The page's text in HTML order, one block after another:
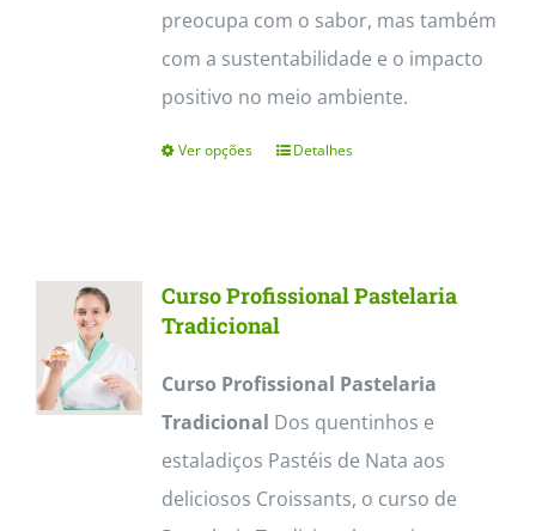
preocupa com o sabor, mas também
com a sustentabilidade e o impacto
positivo no meio ambiente.
Ver opções
This
variants.
options
may
be
chosen
Detalhes
Curso Profissional Pastelaria
Tradicional
Curso Profissional Pastelaria
Tradicional Dos quentinhos e
estaladiços Pastéis de Nata aos
deliciosos Croissants, o curso de